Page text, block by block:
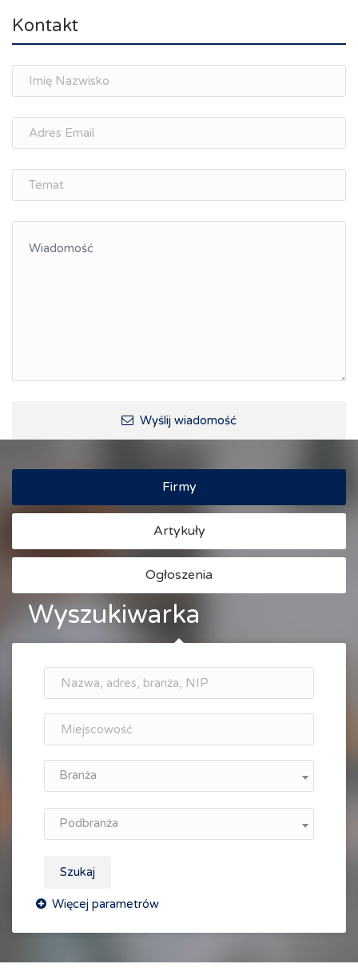
Spotkania branżowe
osobisty
Memorandum Gospodarcze PL-CZ
Śląskie Porozumienie Gospodarcze
ŚLĄSK.ONLINE
Integracja
Kontakt
Wyślij wiadomość
Firmy
Artykuły
Ogłoszenia
Wyszukiwarka
Branża
Podbranża
Szukaj